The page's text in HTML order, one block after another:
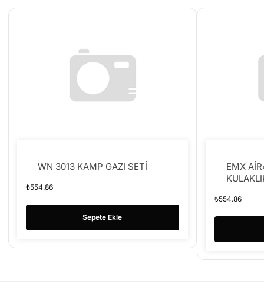
WN 3013 KAMP GAZI SETİ
₺554.86
Sepete Ekle
EMX
₺554.86